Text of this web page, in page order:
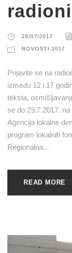
28/07/2017
NOVOSTI 2017
Prijavite se na
između 12 i 17
teksta,
se do 29.7.2017.
Agencija lokalne
program lokalnih
Regionalna...
READ MORE